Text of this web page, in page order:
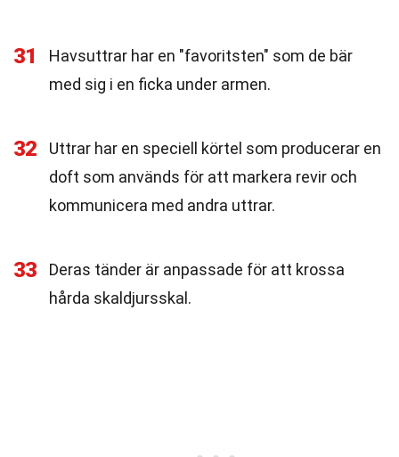
31
Havsuttrar har en "favoritsten" som de bär
med sig i en ficka under armen.
32
Uttrar har en speciell körtel som producerar en
doft som används för att markera revir och
kommunicera med andra uttrar.
33
Deras tänder är anpassade för att krossa
hårda skaldjursskal.